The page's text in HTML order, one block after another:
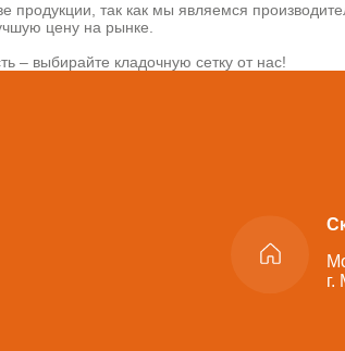
продукции, так как мы являемся
цену на рынке.
– выбирайте кладочную сетку от нас!
г.